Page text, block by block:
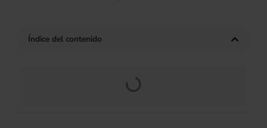
Índice del contenido